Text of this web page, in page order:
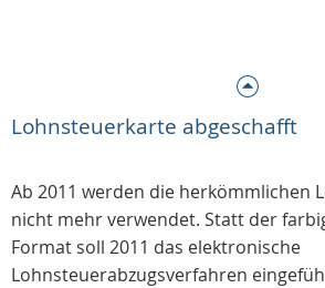
Lohnsteuerkarte abgeschafft
Ab 2011 werden die herkömmlichen
nicht mehr verwendet. Statt der
Format soll 2011 das elektronische
Lohnsteuerabzugsverfahren